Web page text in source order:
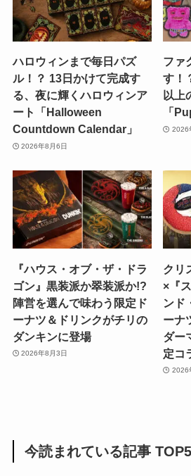
ハロウィンまで毎日パズ
ル！？ 13日かけて完成す
る、夜に輝くハロウィンア
ート「Halloween
Countdown Calendar」
2026年8月6日
ファ
す！
以上
「
2026
『ハウス・オブ・ザ・ドラ
ゴン』黒装派か翠装派か!?
陣営を選んで味わう限定ド
ーナツ＆ドリンクがチリの
ダンキンに登場
2026年8月3日
クリ
×『
ンド
ーナ
ダー
定コ
2026
今読まれている記事 TOP5